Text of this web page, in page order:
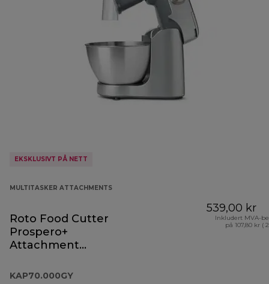
EKSKLUSIVT PÅ NETT
MULTITASKER ATTACHMENTS
Roto Food Cutter
Prospero+
Attachment
KAP70.000GY
539,00 kr
Inkludert MVA-
på 107,80 kr (